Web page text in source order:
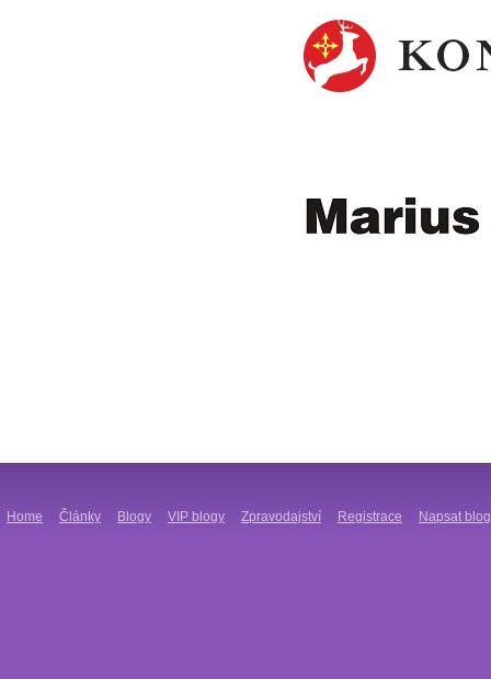
Home Články Blogy VIP blogy Zpravodajství Registrace Napsat blog